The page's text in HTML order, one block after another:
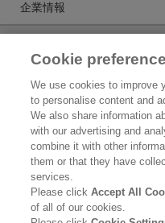
企業情報
企業情報
利用規約
花王のアクセシビリティ
Cookie preference
We use cookies to improve
to personalise content and
We also share information
with our advertising and
combine it with other
them or that they have
services.
Please clickAccept All
of all of our cookies.